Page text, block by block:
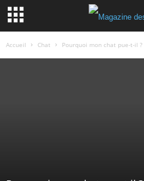
Accueil Chat Pourquoi mon chat pue-t-il ?